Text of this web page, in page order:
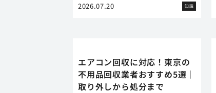
2026.07.20 知識
エアコン回収に対応！東京の
不用品回収業者おすすめ5選｜
取り外しから処分まで